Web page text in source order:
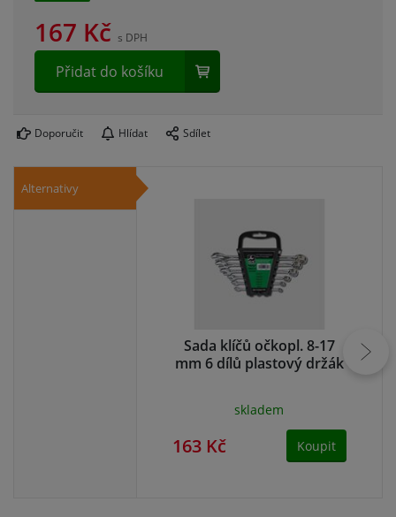
167 Kč s DPH
Přidat do košíku
Doporučit Hlídat Sdílet
Alternativy
Sada klíčů očkopl. 8-17
mm 6 dílů plastový držák
skladem
163 Kč Koupit